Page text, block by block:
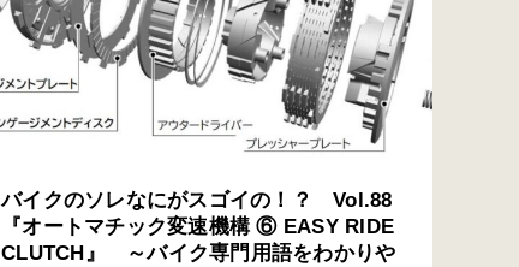
バイクのソレなにがスゴイの！？ Vol.88
『オートマチック変速機構 ⑥ EASY RIDE
CLUTCH』 ～バイク専門用語をわかりや